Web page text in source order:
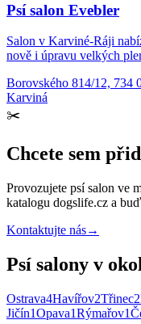
Psí salon Evebler
Salon v Karviné-Ráji
nově i úpravu velkých
Borovského 814/12, 734
Karviná
✂️
Chcete sem
Provozujete psí salon ve
katalogu dogslife.cz a
Kontaktujte nás→
Psí salony v
Ostrava4Havířov2Třinec2
Jičín1Opava1Rýmařov1